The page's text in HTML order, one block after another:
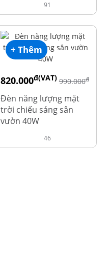
91
+ Thêm
820.000đ(VAT) 990.000đ
Đèn năng lượng mặt
trời chiếu sáng sân
vườn 40W
46